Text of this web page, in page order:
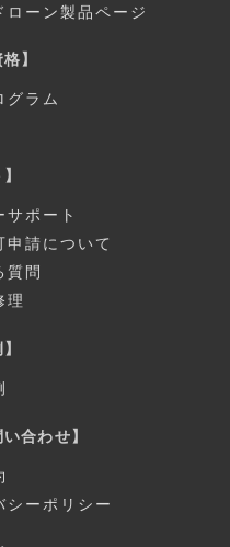
ローン製品ページ
】
グラム
サポート
申請について
質問
理
合わせ】
シーポリシー